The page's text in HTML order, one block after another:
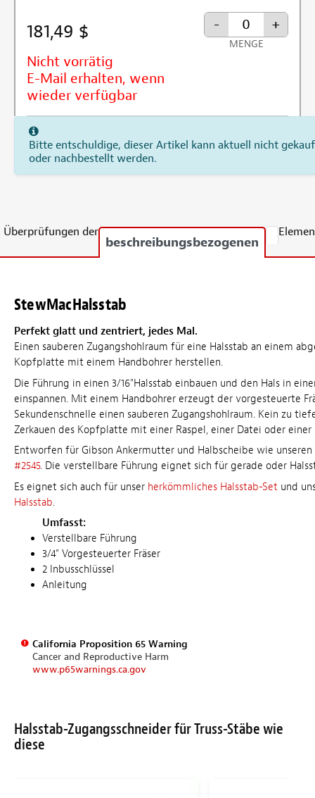
181,49 $
Nicht vorrätig
E-Mail erhalten, wenn
wieder verfügbar
- +
MENGE
Bitte entschuldige, dieser Artikel kann aktuell nicht
oder nachbestellt werden.
Überprüfungen der
beschreibungsbezogenen
StewMacHalsstab
Perfekt glatt und zentriert, jedes Mal.
Einen sauberen Zugangshohlraum für eine Halsstab an einem
Kopfplatte mit einem Handbohrer herstellen.
Die Führung in einen 3/16"Halsstab einbauen und den Hals in
einspannen. Mit einem Handbohrer erzeugt der vorgesteuerte
Sekundenschnelle einen sauberen Zugangshohlraum. Kein zu
Zerkauen des Kopfplatte mit einer Raspel, einer Datei oder einer
Entworfen für Gibson Ankermutter und Halbscheibe wie unseren
#2545. Die verstellbare Führung eignet sich für gerade oder
Es eignet sich auch für unser herkömmliches Halsstab-Set und
Halsstab.
Umfasst:
Verstellbare Führung
3/4" Vorgesteuerter Fräser
2 Inbusschlüssel
Anleitung
California Proposition 65 Warning
Cancer and Reproductive Harm
www.p65warnings.ca.gov
Halsstab-Zugangsschneider für Truss-Stäbe wie
diese